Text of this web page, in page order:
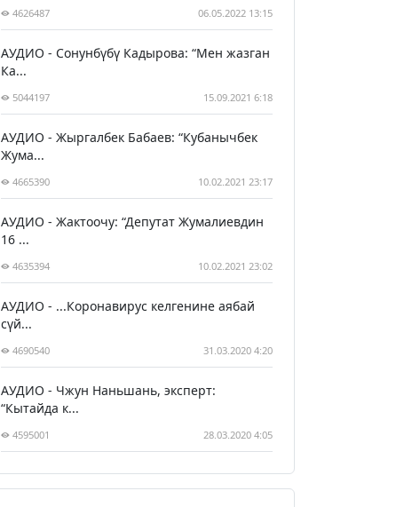
4626487 06.05.2022 13:15
АУДИО - Сонунбүбү Кадырова: “Мен жазган
Ка...
5044197 15.09.2021 6:18
АУДИО - Жыргалбек Бабаев: “Кубанычбек
Жума...
4665390 10.02.2021 23:17
АУДИО - Жактоочу: “Депутат Жумалиевдин
16 ...
4635394 10.02.2021 23:02
АУДИО - ...Коронавирус келгенине аябай
сүй...
4690540 31.03.2020 4:20
АУДИО - Чжун Наньшань, эксперт:
“Кытайда к...
4595001 28.03.2020 4:05